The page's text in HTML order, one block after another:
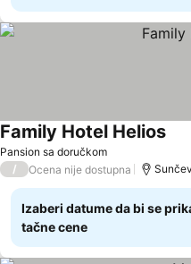
Pansion sa doručkom
Family Hotel Helios
/ Ocena nije dostupna
Izaberi datume da bi se
tačne cene